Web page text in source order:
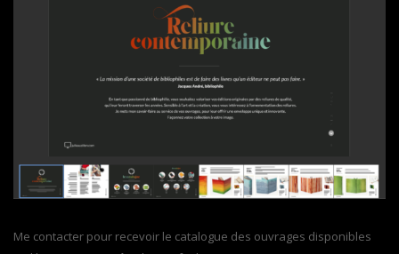
Me contacter pour recevoir le catalogue des ouvrages disponibles